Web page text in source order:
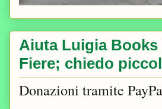
Aiuta Luigia Books
Fiere; chiedo
Donazioni tramite